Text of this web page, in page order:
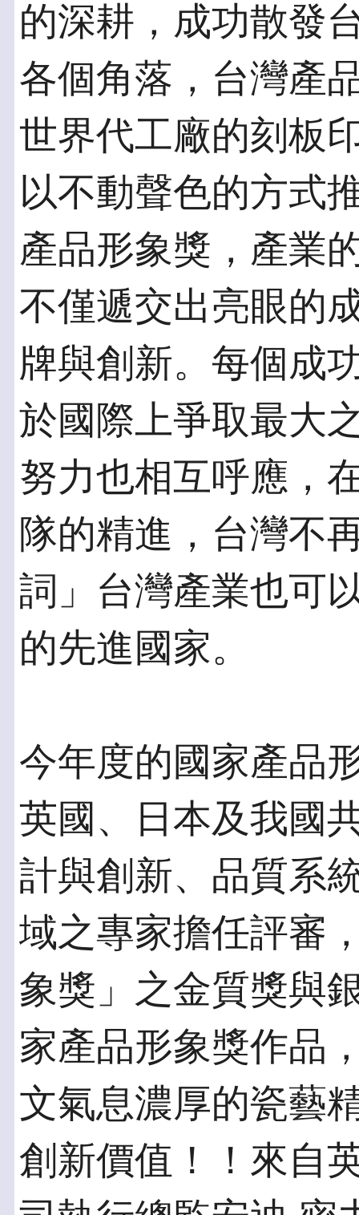
的深耕，成功散發
各個角落，台灣產
世界代工廠的刻板
以不動聲色的方式
產品形象獎，產業
不僅遞交出亮眼的
牌與創新。每個成
於國際上爭取最大
努力也相互呼應，
隊的精進，台灣不
詞」台灣產業也可
的先進國家。
今年度的國家產品
英國、日本及我國
計與創新、品質系
域之專家擔任評審
象獎」之金質獎與
家產品形象獎作品
文氣息濃厚的瓷藝
創新價值！！來自